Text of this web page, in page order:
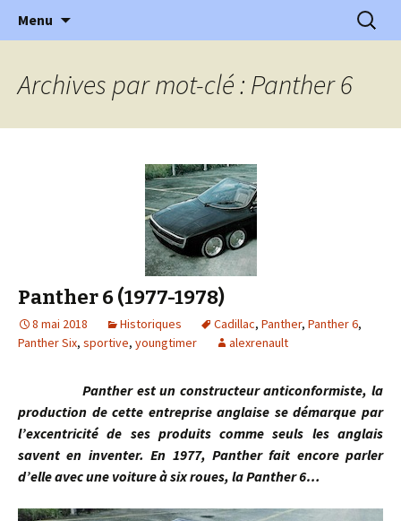
l'Automobile Ancienne
l'automobile ancienne : articles, historiques
…
Menu
Archives par mot-clé : Panther 6
Panther 6 (1977-1978)
8 mai 2018 Historiques Cadillac, Panther, Panther 6,
Panther Six, sportive, youngtimer alexrenault
Panther est un constructeur anticonformiste, la
production de cette entreprise anglaise se démarque par
l’excentricité de ses produits comme seuls les anglais
savent en inventer. En 1977, Panther fait encore parler
d’elle avec une voiture à six roues, la Panther 6…